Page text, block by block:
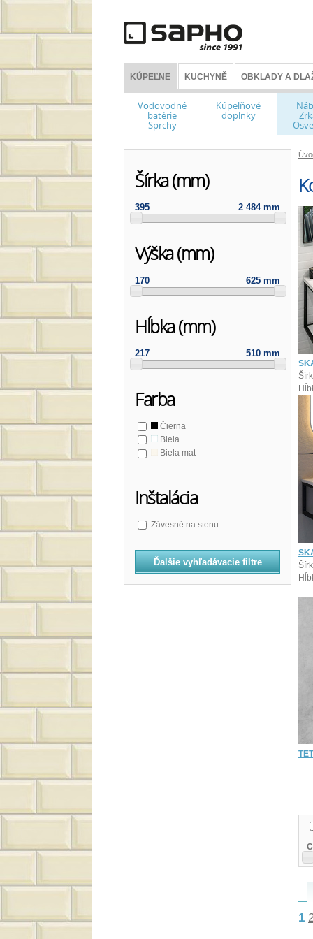
KÚPEĽNE KUCHYNĚ OBKLADY A
Vodovodné
batérie
Sprchy
Kúpeľňové
doplnky
Šírka (mm)
395 2 484 mm
Výška (mm)
170 625 mm
Hĺbka (mm)
217 510 mm
Farba
Čierna
Biela
Biela mat
Inštalácia
Závesné na stenu
Ďalšie vyhľadávacie filtre
1